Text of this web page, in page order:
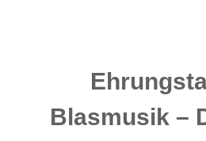
Blasmusik –